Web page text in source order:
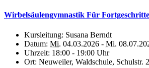
Wirbelsäulengymnastik Für
Kursleitung: Susana Berndt
Datum: Mi. 04.03.2026 - Mi.
Uhrzeit: 18:00 - 19:00 Uhr
Ort: Neuweiler, Waldschule, Schulstr.